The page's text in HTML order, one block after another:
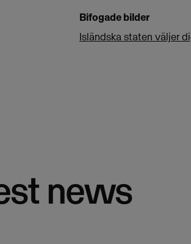
Bifogade bilder
Isländska staten väljer
news